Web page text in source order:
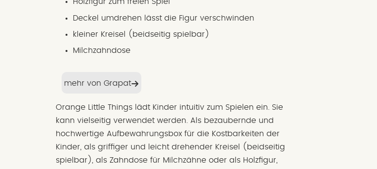
Deckel umdrehen lässt die Figur verschwinden
kleiner Kreisel (beidseitig spielbar)
Milchzahndose
mehr von Grapat
Orange Little Things lädt Kinder intuitiv zum Spielen ein. Sie
kann vielseitig verwendet werden. Als bezaubernde und
hochwertige Aufbewahrungsbox für die Kostbarkeiten der
Kinder, als griffiger und leicht drehender Kreisel (beidseitig
spielbar), als Zahndose für Milchzähne oder als Holzfigur,